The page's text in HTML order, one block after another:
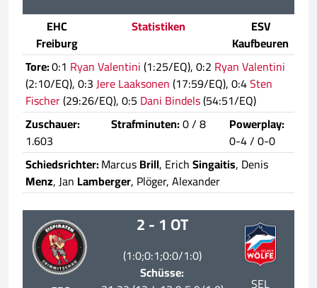
EHC
Freiburg
Statistiken
ESV
Kaufbeuren
Tore:0:1 Ryan Valentini(1:25/EQ), 0:2 Ryan Valentini
(2:10/EQ), 0:3Jere Laaksonen(17:59/EQ), 0:4Sten
Fischer(29:26/EQ), 0:5 Dani Bindels(54:51/EQ)
Zuschauer:
1.603
Strafminuten:0 / 8
Powerplay:
0-4 / 0-0
Schiedsrichter:MarcusBrill, ErichSingaitis, Denis
Menz, Jan Lamberger, Plöger, Alexander
2 - 1 OT
(1:0;0:1;0:0/1:0)
Schüsse: